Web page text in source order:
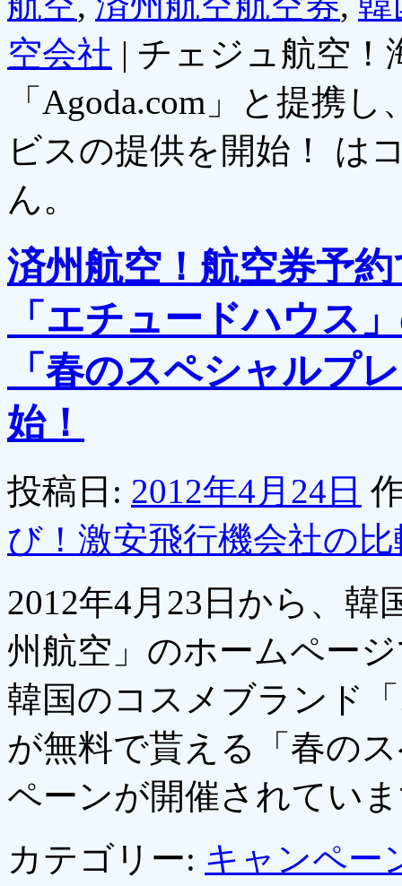
空会社 | チェジュ航空！
「Agoda.com」と提携
ビスの提供を開始！ は
ん。
済州航空！航空券予
「エチュードハウス
「春のスペシャルプ
始！
投稿日: 2012年4月24日
び！激安飛行機会社の
2012年4月23日から、韓
州航空」のホームペー
韓国のコスメブランド
が無料で貰える「春の
ペーンが開催されてい
カテゴリー: キャンペー